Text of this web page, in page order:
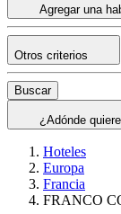
Agregar una
Otros criterios
Buscar
¿Adónde
Hoteles
Europa
Francia
FRANCO